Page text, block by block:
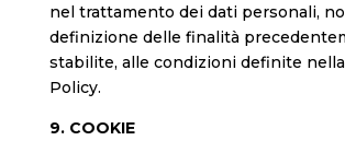
nel trattamento dei dati personali,
definizione delle finalità
stabilite, alle condizioni definite
Policy.
9. COOKIE